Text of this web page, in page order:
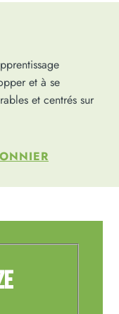
et à se
et centrés sur